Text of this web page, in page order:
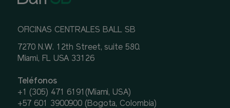
OFICINAS CENTRALES BALL SB
7270 N.W. 12th Street, suite 580.
Miami, FL USA 33126
Teléfonos
+1 (305) 471 6191(Miami, USA)
+57 601 3900900 (Bogota, Colombia)